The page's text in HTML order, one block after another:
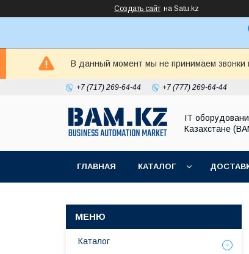
Создать сайт на Satu.kz
В данный момент мы не принимаем звонки
+7 (717) 269-64-44 +7 (777) 269-64-44
IT
Казахстане
ГЛАВНАЯ КАТАЛОГ
Каталог